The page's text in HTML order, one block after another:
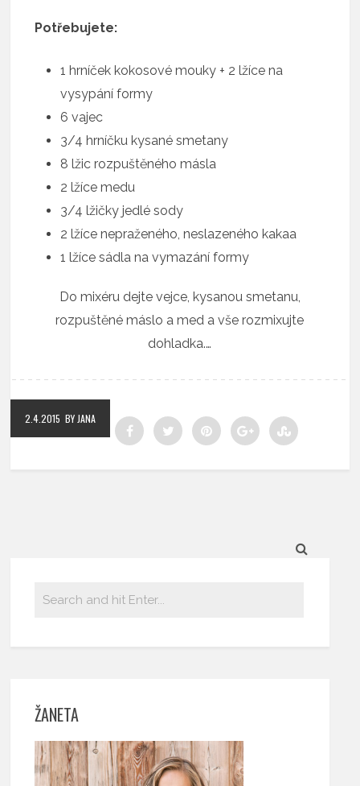
Potřebujete:
1 hrníček kokosové mouky + 2 lžíce na
vysypání formy
6 vajec
3/4 hrníčku kysané smetany
8 lžic rozpuštěného másla
2 lžíce medu
3/4 lžičky jedlé sody
2 lžíce nepraženého, neslazeného kakaa
1 lžíce sádla na vymazání formy
Do mixéru dejte vejce, kysanou smetanu,
rozpuštěné máslo a med a vše rozmixujte
dohladka.…
2.4.2015 BY JANA
ŽANETA